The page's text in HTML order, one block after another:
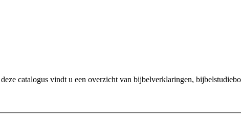
catalogus vindt u een overzicht van bijbelverklaringen,